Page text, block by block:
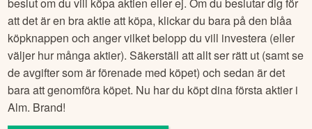
att det är en bra aktie att köpa, klickar du bara på den blåa
köpknappen och anger vilket belopp du vill investera (eller
väljer hur många aktier). Säkerställ att allt ser rätt ut (samt se
de avgifter som är förenade med köpet) och sedan är det
bara att genomföra köpet. Nu har du köpt dina första aktier i
Alm. Brand!